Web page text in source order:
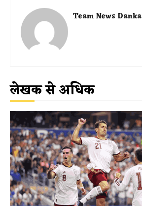
Team News Danka
लेखक से अधिक